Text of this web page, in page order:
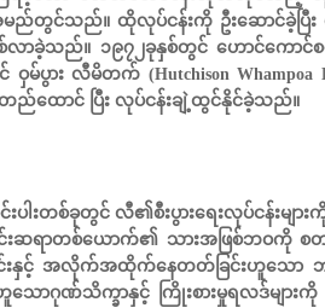
အမည်တွင်သည်။ ထိုလုပ်ငန်းကို ဦးဆောင်ခဲ့ပြီ
ြစ်လာခဲ့သည်။ ၁၉၇၂ခုနှစ်တွင် ဟောင်ကောင်
ပွား လီမိတက် (Hutchison Whampoa
ောင် ပြီး လုပ်ငန်းချဲ့ထွင်နိုင်ခဲ့သည်။
င်းပါးတစ်ခုတွင် လီ၏စီးပွားရေးလုပ်ငန်းမျ
ဆရာတစ်ယောက်၏ သားအဖြစ်ဘဝကို စတ
းနှင့် အလိုက်အထိုက်နေတတ်ခြင်းဟူသော ဘ
ာဂုဏ်သိက္ခာနှင့် ကြိုးစားမှုရလဒ်များကို ပ